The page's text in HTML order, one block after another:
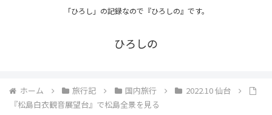
「ひろし」の記録なので『ひろしの』です。
ひろしの
ホーム 旅行記 国内旅行
2022.10 仙台
『松島白衣観音展望台』で松島全景を見る